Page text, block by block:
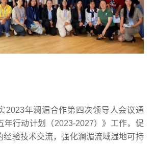
2023年澜湄合作第四次领导人会议通
年行动计划（2023-2027）》工作，促
经验技术交流，强化澜湄流域湿地可持